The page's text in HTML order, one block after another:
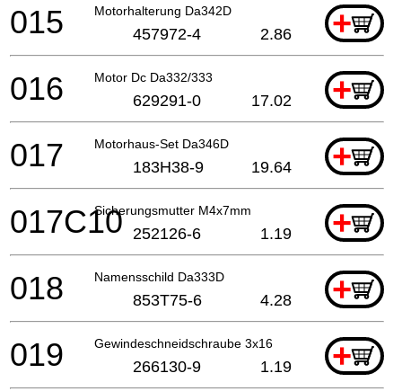
Motorhalterung Da342D +
015 457972-4 2.86
Motor Dc Da332/333 +
016 629291-0 17.02
Motorhaus-Set Da346D +
017 183H38-9 19.64
Sicherungsmutter M4x7mm +
017C10 252126-6 1.19
Namensschild Da333D +
018 853T75-6 4.28
Gewindeschneidschraube 3x16 +
019 266130-9 1.19